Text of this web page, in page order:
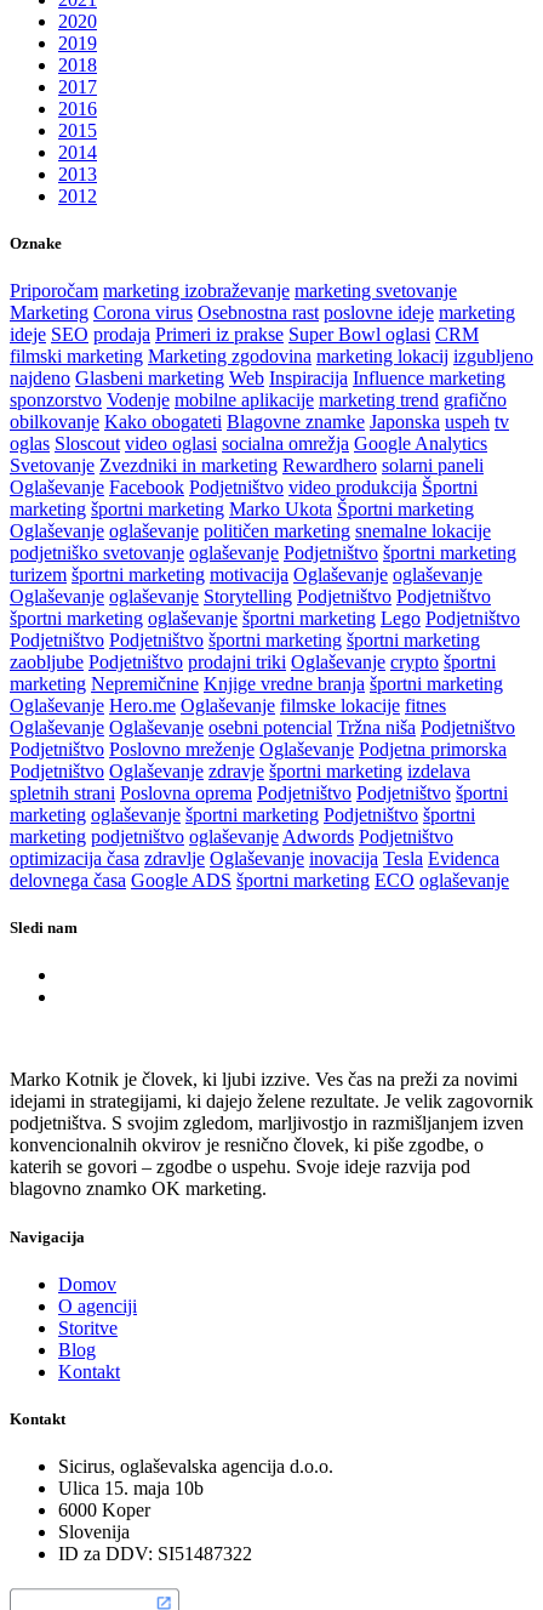
2020
2019
2018
2017
2016
2015
2014
2013
2012
Oznake
Priporočam marketing izobraževanje marketing svetovanje
Marketing Corona virus Osebnostna rast poslovne ideje marketing
ideje SEO prodaja Primeri iz prakse Super Bowl oglasi CRM
filmski marketing Marketing zgodovina marketing lokacij izgubljeno
najdeno Glasbeni marketing Web Inspiracija Influence marketing
sponzorstvo Vodenje mobilne aplikacije marketing trend grafično
obilkovanje Kako obogateti Blagovne znamke Japonska uspeh tv
oglas Sloscout video oglasi socialna omrežja Google Analytics
Svetovanje Zvezdniki in marketing Rewardhero solarni paneli
Oglaševanje Facebook Podjetništvo video produkcija Športni
marketing športni marketing Marko Ukota Športni marketing
Oglaševanje oglaševanje političen marketing snemalne lokacije
podjetniško svetovanje oglaševanje Podjetništvo športni marketing
turizem športni marketing motivacija Oglaševanje oglaševanje
Oglaševanje oglaševanje Storytelling Podjetništvo Podjetništvo
športni marketing oglaševanje športni marketing Lego Podjetništvo
Podjetništvo Podjetništvo športni marketing športni marketing
zaobljube Podjetništvo prodajni triki Oglaševanje crypto športni
marketing Nepremičnine Knjige vredne branja športni marketing
Oglaševanje Hero.me Oglaševanje filmske lokacije fitnes
Oglaševanje Oglaševanje osebni potencial Tržna niša Podjetništvo
Podjetništvo Poslovno mreženje Oglaševanje Podjetna primorska
Podjetništvo Oglaševanje zdravje športni marketing izdelava
spletnih strani Poslovna oprema Podjetništvo Podjetništvo športni
marketing oglaševanje športni marketing Podjetništvo športni
marketing podjetništvo oglaševanje Adwords Podjetništvo
optimizacija časa zdravlje Oglaševanje inovacija Tesla Evidenca
delovnega časa Google ADS športni marketing ECO oglaševanje
Sledi nam
Marko Kotnik je človek, ki ljubi izzive. Ves čas na preži za novimi
idejami in strategijami, ki dajejo želene rezultate. Je velik zagovornik
podjetništva. S svojim zgledom, marljivostjo in razmišljanjem izven
konvencionalnih okvirov je resnično človek, ki piše zgodbe, o
katerih se govori – zgodbe o uspehu. Svoje ideje razvija pod
blagovno znamko OK marketing.
Navigacija
Domov
O agenciji
Storitve
Blog
Kontakt
Kontakt
Sicirus, oglaševalska agencija d.o.o.
Ulica 15. maja 10b
6000 Koper
Slovenija
ID za DDV: SI51487322